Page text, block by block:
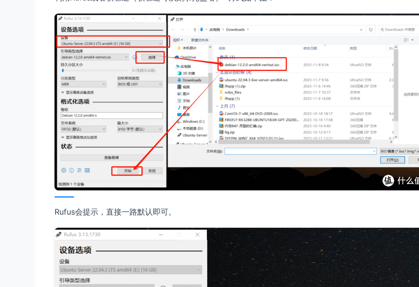
Rufus会提示，直接一路默认即可。